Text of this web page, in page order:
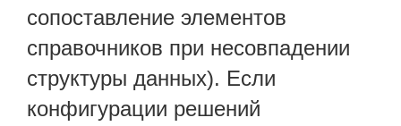
сопоставление элементов
справочников при несовпадении
структуры данных). Если
конфигурации решений